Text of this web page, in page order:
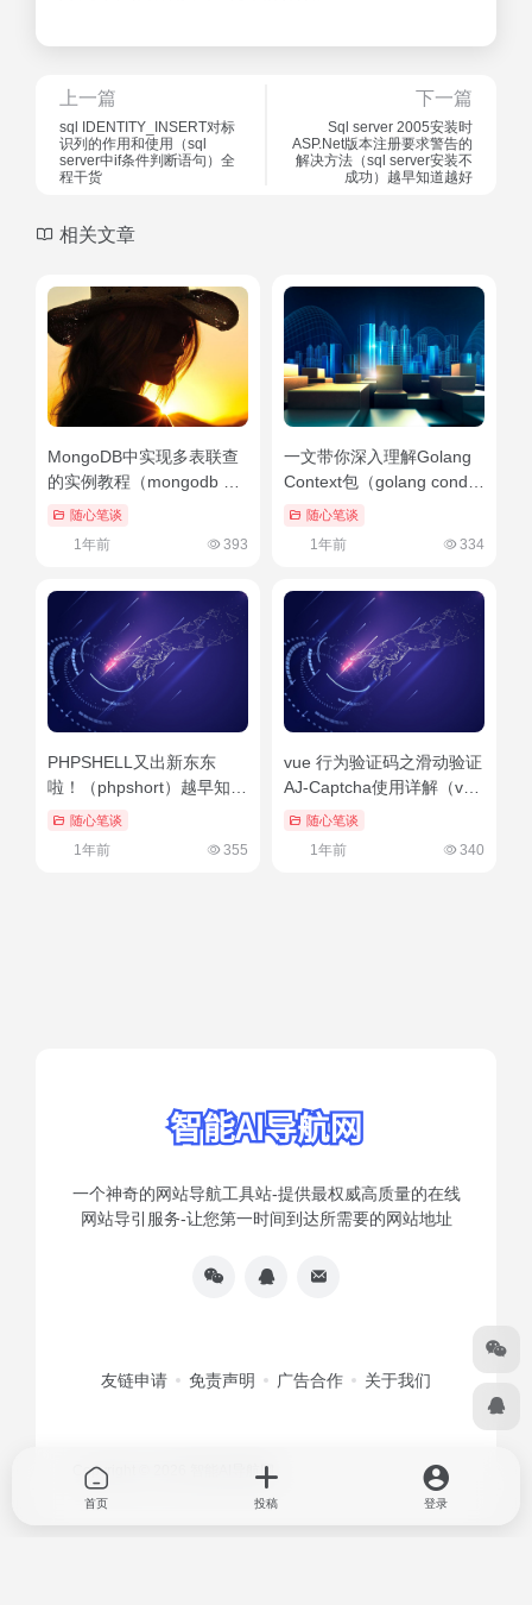
上一篇
sql IDENTITY_INSERT对标
识列的作用和使用（sql
server中if条件判断语句）全
程干货
下一篇
Sql server 2005安装时
ASP.Net版本注册要求警告的
解决方法（sql server安装不
成功）越早知道越好
相关文章
MongoDB中实现多表联查
的实例教程（mongodb 表
关联）深度揭秘
随心笔谈
1年前 393
一文带你深入理解Golang
Context包（golang cond）
奔走相告
随心笔谈
1年前 334
PHPSHELL又出新东东
啦！（phpshort）越早知道
越好随心笔谈
1年前 355
vue 行为验证码之滑动验证
AJ-Captcha使用详解（vue
滑块验证插件）满满干货
随心笔谈
1年前 340
一个神奇的网站导航工具站-提供最权威高质量的在线
网站导引服务-让您第一时间到达所需要的网站地址
友链申请 免责声明 广告合作 关于我们
Copyright © 2026 智能AI导航网
首页 投稿 登录